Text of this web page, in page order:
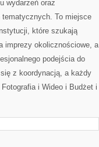
wydarzeń oraz
tematycznych. To miejsce
które szukają
imprezy okolicznościowe, a
podejścia do
z koordynacją, a każdy
i Wideo i Budżet i